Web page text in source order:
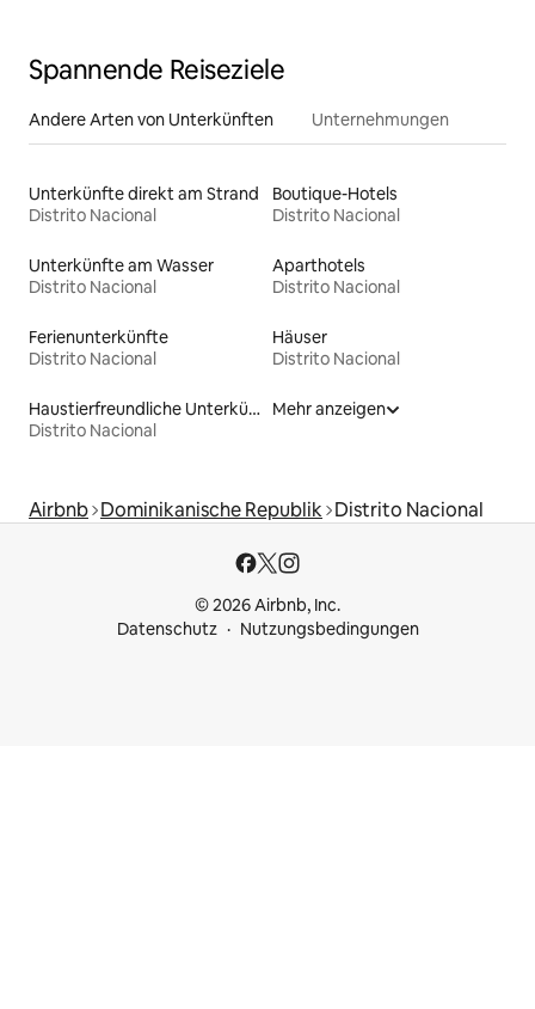
Spannende Reiseziele
Andere Arten von Unterkünften Unternehmungen
Unterkünfte direkt am Strand
Distrito Nacional
Boutique-Hotels
Distrito Nacional
Unterkünfte am Wasser
Distrito Nacional
Aparthotels
Distrito Nacional
Ferienunterkünfte
Distrito Nacional
Häuser
Distrito Nacional
Haustierfreundliche Unterkünfte
Distrito Nacional
Mehr anzeigen
Airbnb Dominikanische Republik Distrito Nacional
© 2026 Airbnb, Inc.
Datenschutz
Nutzungsbedingungen